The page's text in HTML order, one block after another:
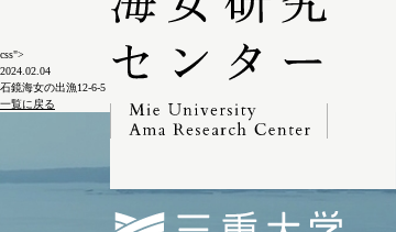
css">
2024.02.04
石鏡海女の出漁12-6-5
一覧に戻る